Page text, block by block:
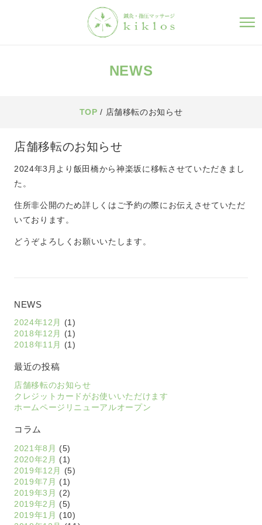
NEWS
TOP / 店舗移転のお知らせ
店舗移転のお知らせ
2024年3月より飯田橋から神楽坂に移転させていただきまし
た。
住所非公開のため詳しくはご予約の際にお伝えさせていただ
いております。
どうぞよろしくお願いいたします。
NEWS
2024年12月
(1)
2018年12月
(1)
2018年11月
(1)
最近の投稿
店舗移転のお知らせ
クレジットカードがお使いいただけます
ホームページリニューアルオープン
コラム
2021年8月 (5)
2020年2月 (1)
2019年12月
(5)
2019年7月 (1)
2019年3月 (2)
2019年2月 (5)
2019年1月 (10)